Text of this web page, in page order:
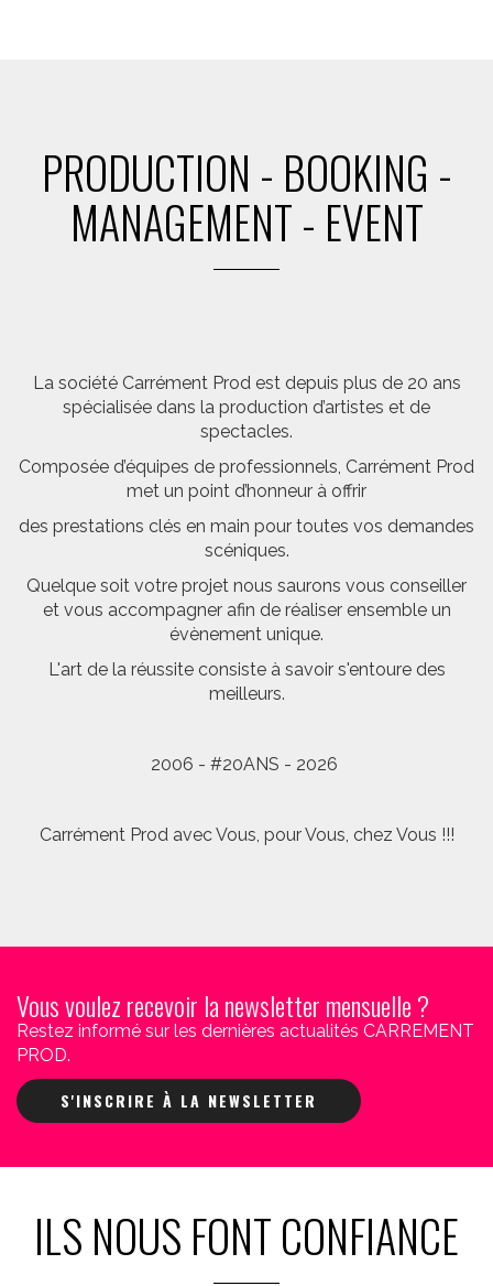
PRODUCTION - BOOKING -
MANAGEMENT - EVENT
La société Carrément Prod est depuis plus de 20 ans
spécialisée dans la production d’artistes et de
spectacles.
Composée d’équipes de professionnels, Carrément Prod
met un point d’honneur à offrir
des prestations clés en main pour toutes vos demandes
scéniques.
Quelque soit votre projet nous saurons vous conseiller
et vous accompagner afin de réaliser ensemble un
évènement unique.
L'art de la réussite consiste à savoir s'entoure des
meilleurs.
2006 - #20ANS - 2026
Carrément Prod avec Vous, pour Vous, chez Vous !!!
Vous voulez recevoir la newsletter mensuelle ?
Restez informé sur les dernières actualités CARREMENT
PROD.
S'INSCRIRE À LA NEWSLETTER
ILS NOUS FONT CONFIANCE